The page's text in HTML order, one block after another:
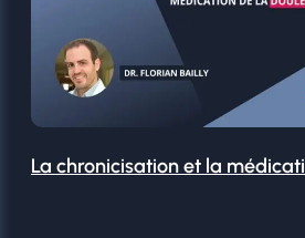
La chronicisation et la